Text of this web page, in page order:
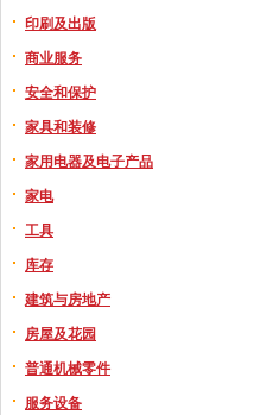
印刷及出版
商业服务
安全和保护
家具和装修
家用电器及电子产品
家电
工具
库存
建筑与房地产
房屋及花园
普通机械零件
服务设备